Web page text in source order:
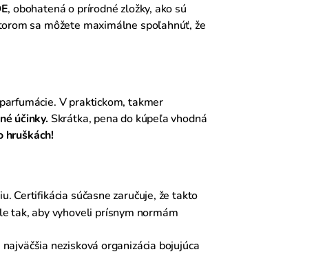
, obohatená o prírodné zložky, ako sú
sa môžete maximálne spoľahnúť, že
V praktickom, takmer
účinky.Skrátka, pena do kúpeľa vhodná
hruškách!
Certifikácia súčasne zaručuje, že takto
tak, aby vyhoveli prísnym normám
nezisková organizácia bojujúca